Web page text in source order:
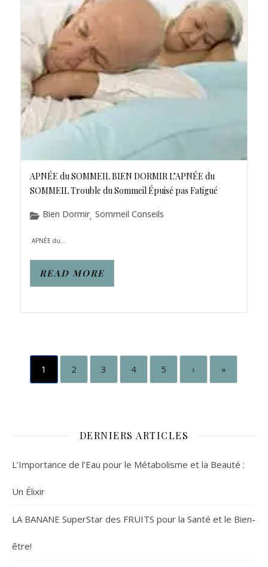
APNÉE du SOMMEIL BIEN DORMIR L’APNÉE du
SOMMEIL Trouble du Sommeil Épuisé pas Fatigué
Bien Dormir, Sommeil Conseils
APNÉE du...
READ MORE
1 2 3 4 5 › »
DERNIERS ARTICLES
L’Importance de l’Eau pour le Métabolisme et la Beauté :
Un Élixir
LA BANANE SuperStar des FRUITS pour la Santé et le Bien-
être!